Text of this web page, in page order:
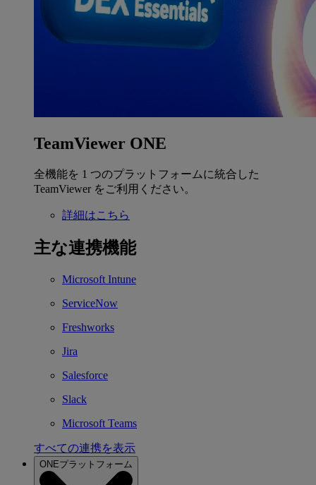
TeamViewer ONE
全機能を 1 つのプラットフォームに統合した
TeamViewer をご利用ください。
詳細はこちら
主な連携機能
Microsoft Intune
ServiceNow
Freshworks
Jira
Salesforce
Slack
Microsoft Teams
すべての連携を表示
ONEプラットフォーム